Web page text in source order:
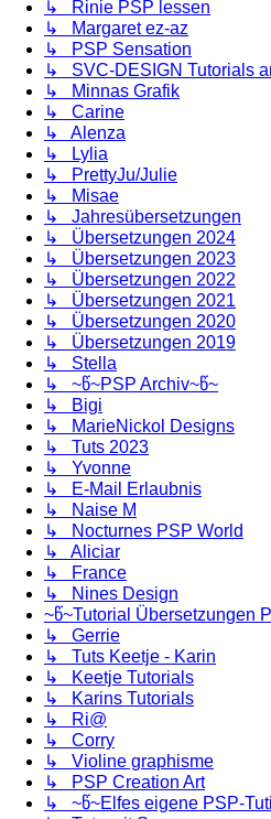
↳ Rinie PSP lessen
↳ Margaret ez-az
↳ PSP Sensation
↳ SVC-DESIGN Tutorials
↳ Minnas Grafik
↳ Carine
↳ Alenza
↳ Lylia
↳ PrettyJu/Julie
↳ Misae
↳ Jahresübersetzungen
↳ Übersetzungen 2024
↳ Übersetzungen 2023
↳ Übersetzungen 2022
↳ Übersetzungen 2021
↳ Übersetzungen 2020
↳ Übersetzungen 2019
↳ Stella
↳ ~წ~PSP Archiv~წ~
↳ Bigi
↳ MarieNickol Designs
↳ Tuts 2023
↳ Yvonne
↳ E-Mail Erlaubnis
↳ Naise M
↳ Nocturnes PSP World
↳ Aliciar
↳ France
↳ Nines Design
~წ~Tutorial Übersetzungen
↳ Gerrie
↳ Tuts Keetje - Karin
↳ Keetje Tutorials
↳ Karins Tutorials
↳ Ri@
↳ Corry
↳ Violine graphisme
↳ PSP Creation Art
↳ ~წ~Elfes eigene PSP-